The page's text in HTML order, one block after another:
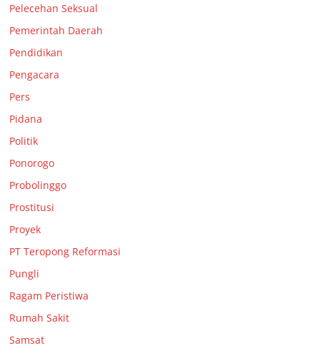
Pelecehan Seksual
Pemerintah Daerah
Pendidikan
Pengacara
Pers
Pidana
Politik
Ponorogo
Probolinggo
Prostitusi
Proyek
PT Teropong Reformasi
Pungli
Ragam Peristiwa
Rumah Sakit
Samsat